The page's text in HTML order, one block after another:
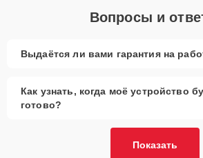
Вопросы и
Выдаётся ли вами гарантия на
Как узнать, когда моё устройство
готово?
Показать